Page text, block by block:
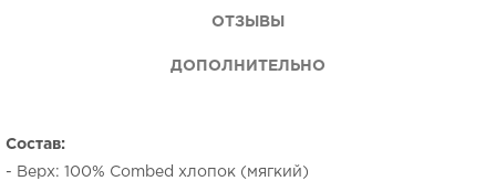
ОТЗЫВЫ
ДОПОЛНИТЕЛЬНО
Состав:
- Верх: 100% Combed хлопок (мягкий)